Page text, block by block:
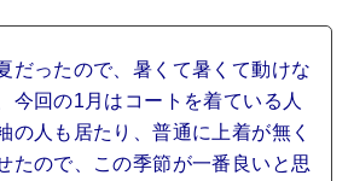
だったので、暑くて暑くて動けな
今回の1月はコートを着ている人
の人も居たり、普通に上着が無く
たので、この季節が一番良いと思